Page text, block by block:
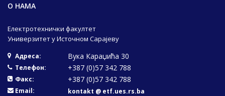
О НАМА
Електротехнички факултет
Универзитет у Источном Сарајеву
Адреса: Вука Караџића 30
Телефон: +387 (0)57 342 788
Факс: +387 (0)57 342 788
Email: kontakt @ etf.ues.rs.ba